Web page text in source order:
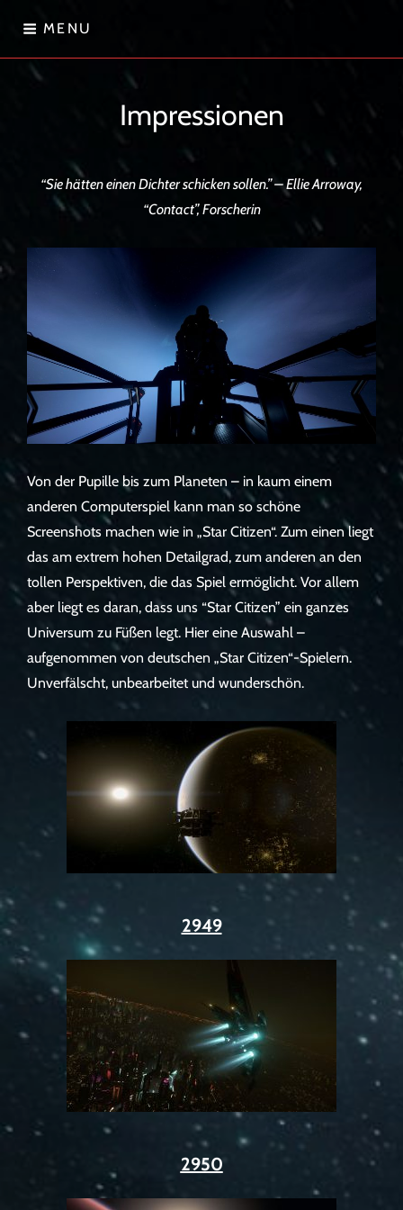
content
MENU
Sternenwanderer
Impressionen
“Sie hätten einen Dichter schicken sollen.” – Ellie Arroway,
“Contact”, Forscherin
Von der Pupille bis zum Planeten – in kaum einem
anderen Computerspiel kann man so schöne
Screenshots machen wie in „Star Citizen“. Zum einen liegt
das am extrem hohen Detailgrad, zum anderen an den
tollen Perspektiven, die das Spiel ermöglicht. Vor allem
aber liegt es daran, dass uns “Star Citizen” ein ganzes
Universum zu Füßen legt. Hier eine Auswahl –
aufgenommen von deutschen „Star Citizen“-Spielern.
Unverfälscht, unbearbeitet und wunderschön.
2949
2950